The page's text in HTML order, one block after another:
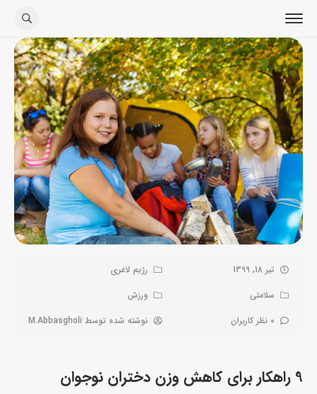
تیر 18, 1399
رژیم لاغری
سلامتی
ورزش
0 نظر کاربران
نوشته شده توسط M.Abbasgholi
9 راهکار برای کاهش وزن دختران نوجوان